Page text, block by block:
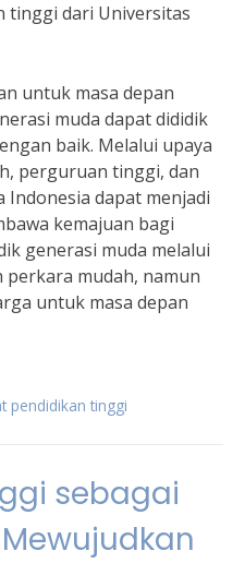
tinggi dari Universitas
untuk masa depan
muda dapat dididik
baik. Melalui upaya
perguruan tinggi, dan
Indonesia dapat menjadi
kemajuan bagi
generasi muda melalui
mudah, namun
untuk masa depan
pendidikan tinggi
sebagai